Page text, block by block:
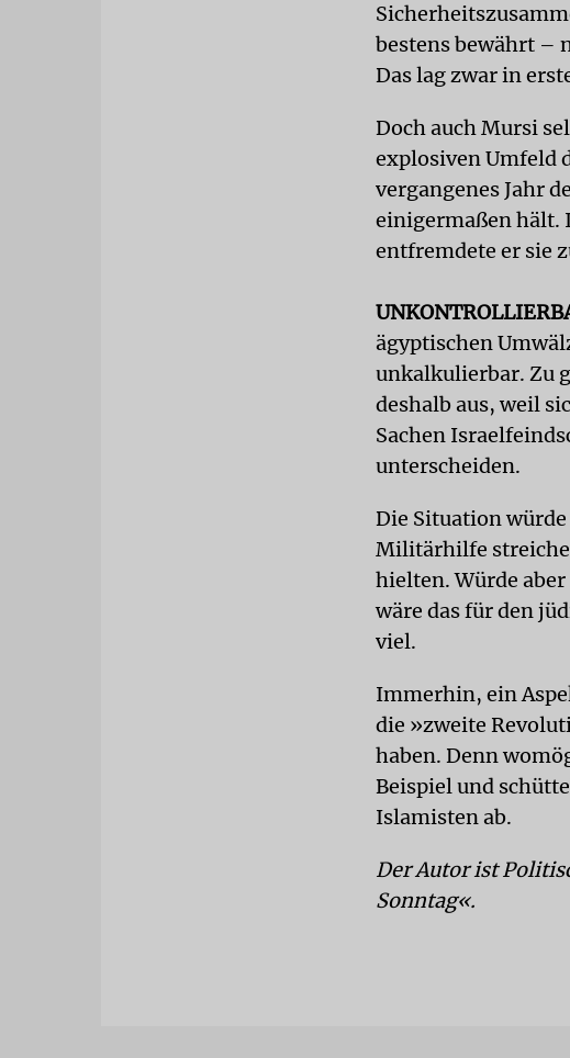
bestens bewährt –
Das lag zwar in
Doch auch Mursi
explosiven Umfeld
vergangenes Jahr
einigermaßen hält.
entfremdete er sie
ägyptischen
unkalkulierbar. Zu
deshalb aus, weil
Sachen
unterscheiden.
Die Situation
Militärhilfe
hielten. Würde
wäre das für den
viel.
Immerhin, ein
die »zweite
haben. Denn
Beispiel und
Islamisten ab.
Der Autor ist
Sonntag«.